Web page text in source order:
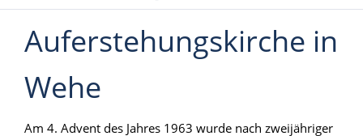
Auferstehungskirche in
Wehe
Am 4. Advent des Jahres 1963 wurde nach zweijähriger